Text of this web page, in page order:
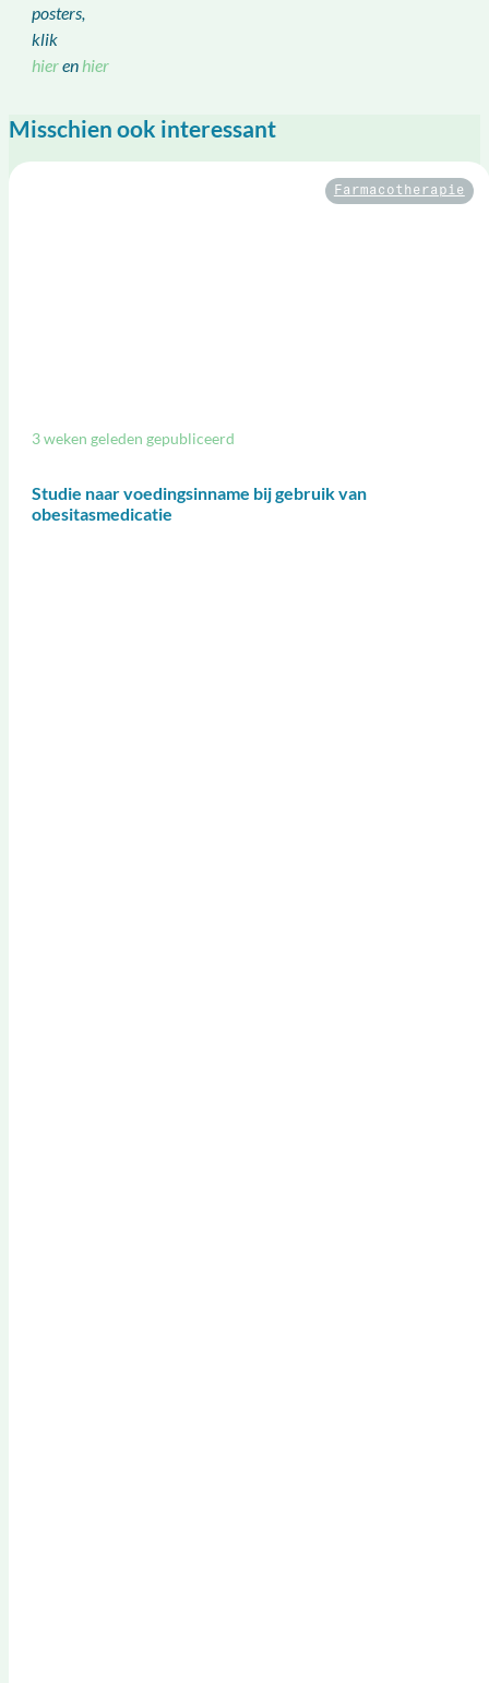
posters,
klik
hieren hier
Misschien ook interessant
Studie naar voedingsinname bij gebruik van
obesitasmedicatie
3 weken geleden gepubliceerd
Farmacotherapie